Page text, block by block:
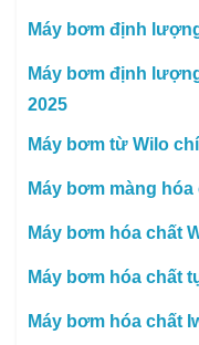
Máy bơm định
Máy bơm định
2025
Máy bơm từ Wilo
Máy bơm màng
Máy bơm hóa chất
Máy bơm hóa chất
Máy bơm hóa chất